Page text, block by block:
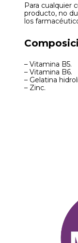
Para cualquier
producto, no
los
– Vitamina B5.
– Vitamina B6.
– Gelatina
– Zinc.